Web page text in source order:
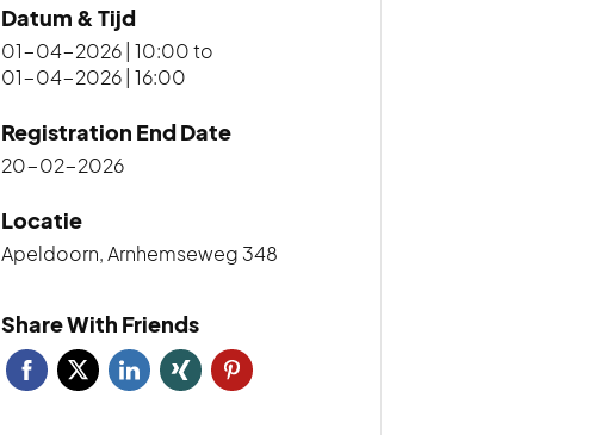
Datum & Tijd
01-04-2026 | 10:00to
01-04-2026 | 16:00
Registration End Date
20-02-2026
Locatie
Apeldoorn, Arnhemseweg 348
Share With Friends